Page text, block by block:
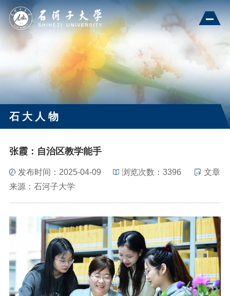
石大人物
张霞：自治区教学能手
发布时间：2025-04-09 浏览次数：3396
文章
来源：石河子大学